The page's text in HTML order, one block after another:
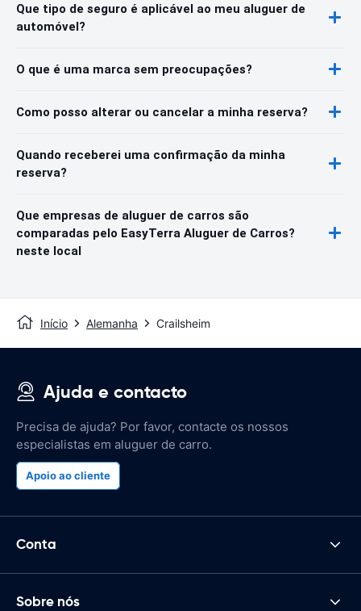
Que tipo de seguro é aplicável ao meu aluguer de
automóvel?
O que é uma marca sem preocupações?
Como posso alterar ou cancelar a minha reserva?
Quando receberei uma confirmação da minha
reserva?
Que empresas de aluguer de carros são
comparadas pelo EasyTerra Aluguer de Carros?
neste local
Início Alemanha Crailsheim
Ajuda e contacto
Precisa de ajuda? Por favor, contacte os nossos
especialistas em aluguer de carro.
Apoio ao cliente
Conta
Sobre nós